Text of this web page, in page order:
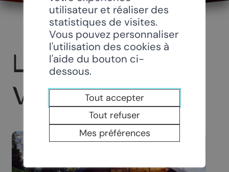
LA MONTÉE
VERS LOUTZE
utilisateur et réaliser des
statistiques de visites.
Vous pouvez personnaliser
l'utilisation des cookies à
l'aide du bouton ci-
dessous.
Tout accepter
Tout refuser
Mes préférences